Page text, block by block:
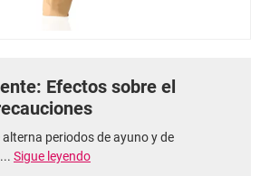
Efectos sobre el
periodos de ayuno y de
Sigue leyendo